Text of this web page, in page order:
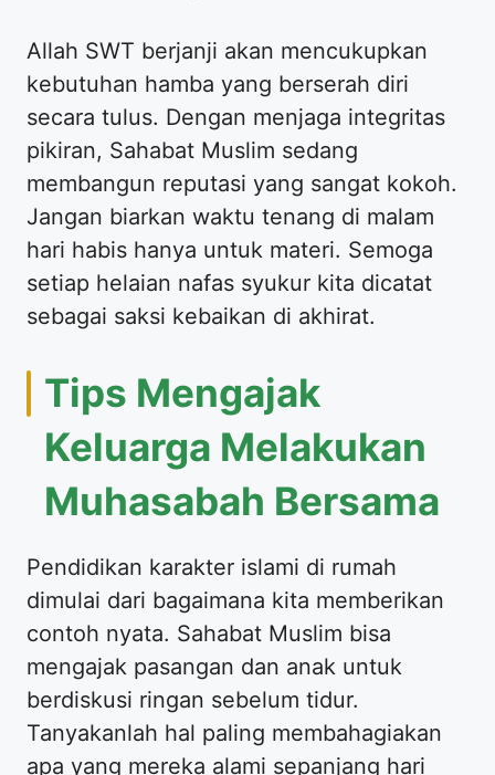
Allah SWT berjanji akan mencukupkan
kebutuhan hamba yang berserah diri
secara tulus. Dengan menjaga integritas
pikiran, Sahabat Muslim sedang
membangun reputasi yang sangat kokoh.
Jangan biarkan waktu tenang di malam
hari habis hanya untuk materi. Semoga
setiap helaian nafas syukur kita dicatat
sebagai saksi kebaikan di akhirat.
Tips Mengajak
Keluarga Melakukan
Muhasabah Bersama
Pendidikan karakter islami di rumah
dimulai dari bagaimana kita memberikan
contoh nyata. Sahabat Muslim bisa
mengajak pasangan dan anak untuk
berdiskusi ringan sebelum tidur.
Tanyakanlah hal paling membahagiakan
apa yang mereka alami sepanjang hari